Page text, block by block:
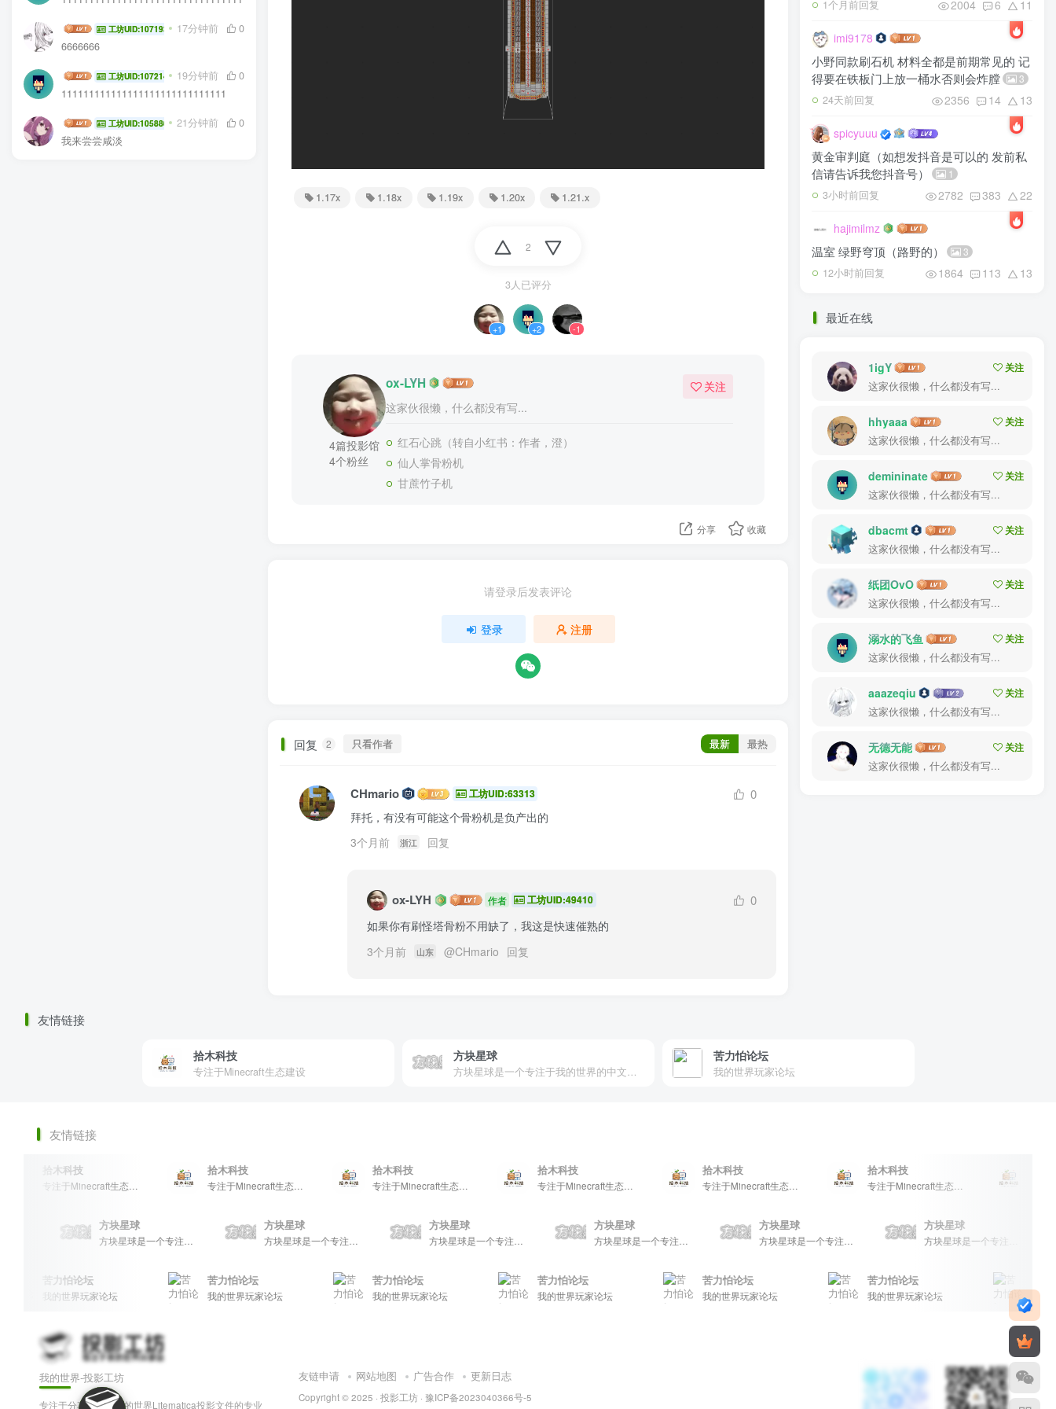
雾岛屿 工坊UID:107193 17分钟前
0
6666666
bob_kfc 工坊UID:107214 19分钟前
0
111111111111111111111111111111
jlddmuX工坊UID:105880 21分钟前
0
我来尝尝咸淡
1.17x 1.18x 1.19x 1.20x 1.21.x
2
3人已评分
+1 +2 -1
4篇投影馆
4个粉丝
ox-LYH
这家伙很懒，什么都没有写...
关注
红石心跳（转自小红书：作者，澄）
仙人掌骨粉机
甘蔗竹子机
分享 收藏
请登录后发表评论
登录 注册
回复 2 只看作者 最新 最热
CHmario 工坊UID:63313 0
拜托，有没有可能这个骨粉机是负产出的
3个月前
浙江 回复
ox-LYH 作者 工坊UID:49410 0
如果你有刷怪塔骨粉不用缺了，我这是快速催熟的
3个月前
山东 @CHmario 回复
1个月前回复 2004 6 11
imi9178
小野同款刷石机 材料全都是前期常见的 记
得要在铁板门上放一桶水否则会炸膛
3
24天前回复 2356 14 13
spicyuuu
黄金审判庭（如想发抖音是可以的 发前私
信请告诉我您抖音号）
1
3小时前回复 2782 383 22
hajimilmz
温室 绿野穹顶（路野的） 3
12小时前回复 1864 113 13
最近在线
1igY
关注
这家伙很懒，什么都没有写...
hhyaaa
关注
这家伙很懒，什么都没有写...
demininate
关注
这家伙很懒，什么都没有写...
dbacmt
关注
这家伙很懒，什么都没有写...
纸团OvO
关注
这家伙很懒，什么都没有写...
溺水的飞鱼
关注
这家伙很懒，什么都没有写...
aaazeqiu
关注
这家伙很懒，什么都没有写...
无德无能
关注
这家伙很懒，什么都没有写...
友情链接
拾木科技
专注于Minecraft生态建设
方块星球
方块星球是一个专注于我的世界的中文论坛，提供丰富的资源分享、玩家交流和创意展示，包括地图、皮肤、数据包等内容，打造Minecraft玩家的专属社区乐园！
苦力怕论坛
我的世界玩家论坛
友情链接
专注于Minecraft生态建设
拾木科技
专注于Minecraft生态建设
拾木科技
专注于Minecraft生态建设
拾木科技
专注于Minecraft生态建设
拾木科技
专注于Minecraft生态建设
拾木科技
专注于Minecraft生态建设
拾木科技
方块星球
方块星球是一个专注于我的世界的中文论坛，提供丰富的资源分享、玩家交流和创意展示，包括地图、皮肤、数据包等内容，打造Minecraft玩家的专属社区乐园！
方块星球
方块星球是一个专注于我的世界的中文论坛，提供丰富的资源分享、玩家交流和创意展示，包括地图、皮肤、数据包等内容，打造Minecraft玩家的专属社区乐园！
方块星球
方块星球是一个专注于我的世界的中文论坛，提供丰富的资源分享、玩家交流和创意展示，包括地图、皮肤、数据包等内容，打造Minecraft玩家的专属社区乐园！
方块星球
方块星球是一个专注于我的世界的中文论坛，提供丰富的资源分享、玩家交流和创意展示，包括地图、皮肤、数据包等内容，打造Minecraft玩家的专属社区乐园！
方块星球
方块星球是一个专注于我的世界的中文论坛，提供丰富的资源分享、玩家交流和创意展示，包括地图、皮肤、数据包等内容，打造Minecraft玩家的专属社区乐园！
方块星球
苦力怕论坛
我的世界玩家论坛
苦力怕论坛
我的世界玩家论坛
苦力怕论坛
我的世界玩家论坛
苦力怕论坛
我的世界玩家论坛
苦力怕论坛
我的世界玩家论坛
苦力怕论坛
我的世界玩家论坛
苦力怕论坛
我的世界玩
我的世界-投影工坊
专注于分享和下载我的世界Litematica投影文件的专业
友链申请 网站地图 广告合作 更新日志
Copyright © 2025 · 投影工坊 · 豫ICP备2023040366号-5